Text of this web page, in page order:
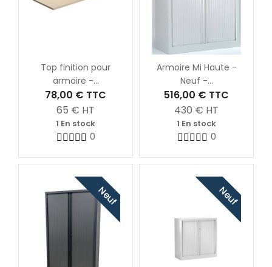
Top finition pour
armoire -...
78,00 € TTC
65 € HT
1 En stock
0
Armoire Mi Haute -
Neuf -...
516,00 € TTC
430 € HT
1 En stock
0
Neuf Neuf